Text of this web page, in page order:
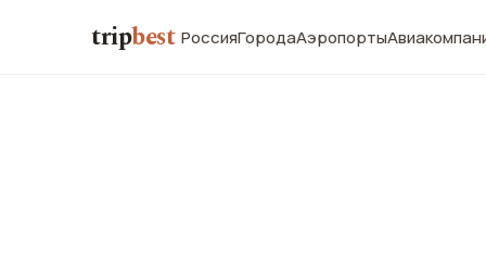
tripbest РоссияГородаАэропорты